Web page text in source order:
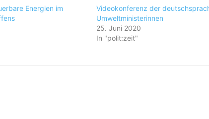
Energien im
Videokonferenz der
Umweltministerinnen
25. Juni 2020
In "polit:zeit"